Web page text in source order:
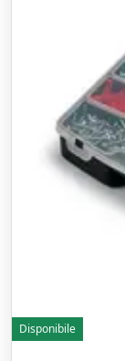
Disponibile